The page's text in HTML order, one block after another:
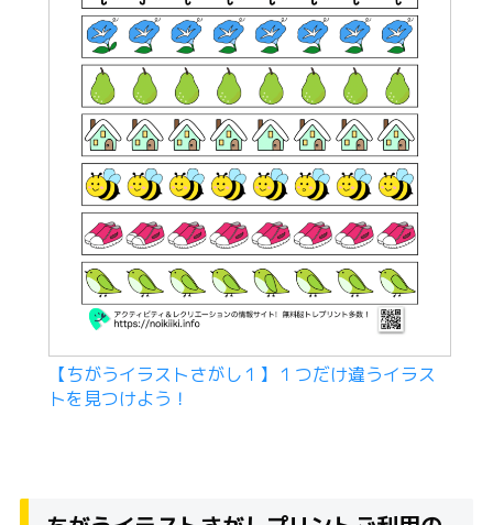
【ちがうイラストさがし１】１つだけ違うイラス
トを見つけよう！